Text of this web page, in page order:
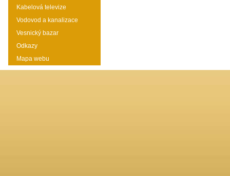
Kabelová televize
Vodovod a kanalizace
Vesnický bazar
Odkazy
Mapa webu